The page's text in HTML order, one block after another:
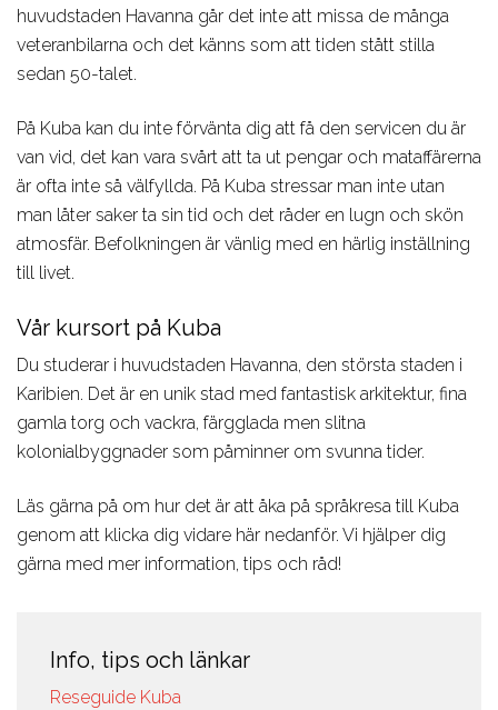
IT,
Computer,
Engineering,
Aviation
studievägledare om du
behöver hjälp att välja
huvudstaden Havanna går det inte att missa de många
veteranbilarna och det känns som att tiden stått stilla
sedan 50-talet.
På Kuba kan du inte förvänta dig att få den servicen du är
van vid, det kan vara svårt att ta ut pengar och mataffärerna
är ofta inte så välfyllda. På Kuba stressar man inte utan
man låter saker ta sin tid och det råder en lugn och skön
atmosfär. Befolkningen är vänlig med en härlig inställning
till livet.
Vår kursort på Kuba
Du studerar i huvudstaden Havanna, den största staden i
Karibien. Det är en unik stad med fantastisk arkitektur, fina
gamla torg och vackra, färgglada men slitna
kolonialbyggnader som påminner om svunna tider.
Läs gärna på om hur det är att åka på språkresa till Kuba
genom att klicka dig vidare här nedanför. Vi hjälper dig
gärna med mer information, tips och råd!
Info, tips och länkar
Reseguide Kuba